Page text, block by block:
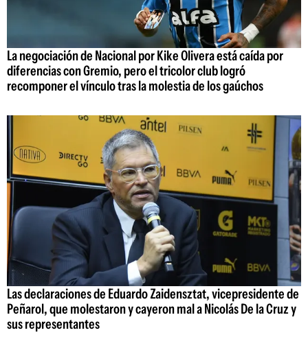
La negociación de Nacional por Kike Olivera está caída por
diferencias con Gremio, pero el tricolor club logró
recomponer el vínculo tras la molestia de los gaúchos
Las declaraciones de Eduardo Zaidensztat, vicepresidente de
Peñarol, que molestaron y cayeron mal a Nicolás De la Cruz y
sus representantes